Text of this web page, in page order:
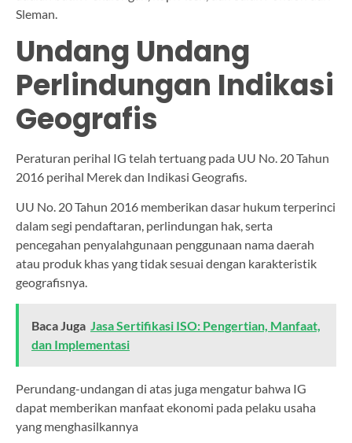
Sleman.
Undang Undang
Perlindungan Indikasi
Geografis
Peraturan perihal IG telah tertuang pada UU No. 20 Tahun
2016 perihal Merek dan Indikasi Geografis.
UU No. 20 Tahun 2016 memberikan dasar hukum terperinci
dalam segi pendaftaran, perlindungan hak, serta
pencegahan penyalahgunaan penggunaan nama daerah
atau produk khas yang tidak sesuai dengan karakteristik
geografisnya.
Baca Juga Jasa Sertifikasi ISO: Pengertian, Manfaat,
dan Implementasi
Perundang-undangan di atas juga mengatur bahwa IG
dapat memberikan manfaat ekonomi pada pelaku usaha
yang menghasilkannya